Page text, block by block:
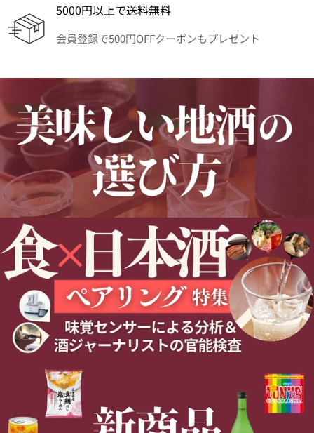
5000円以上で送料無料
会員登録で500円OFFクーポンもプレゼント